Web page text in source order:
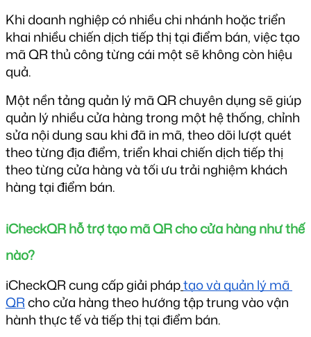
Khi doanh nghiệp có nhiều chi nhánh hoặc triển
khai nhiều chiến dịch tiếp thị tại điểm bán, việc tạo
mã QR thủ công từng cái một sẽ không còn hiệu
quả.
Một nền tảng quản lý mã QR chuyên dụng sẽ giúp
quản lý nhiều cửa hàng trong một hệ thống, chỉnh
sửa nội dung sau khi đã in mã, theo dõi lượt quét
theo từng địa điểm, triển khai chiến dịch tiếp thị
theo từng cửa hàng và tối ưu trải nghiệm khách
hàng tại điểm bán.
iCheckQR hỗ trợ tạo mã QR cho cửa hàng như thế
nào?
iCheckQR cung cấp giải pháptạo và quản lý mã
QR cho cửa hàng theo hướng tập trung vào vận
hành thực tế và tiếp thị tại điểm bán.